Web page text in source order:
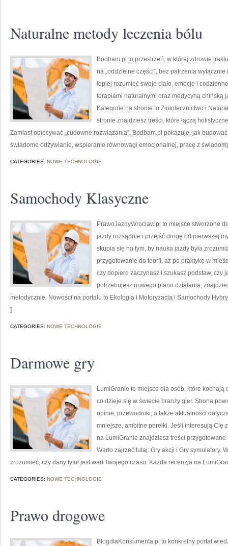
Naturalne metody leczenia bólu
Bodbam.pl to przestrzeń, w której zdrowie
na „oddzielne części”, bez patrzenia
lepiej rozumieć swoje ciało, emocje i
terapiami naturalnymi oraz medycyną chińską
Kategorie na stronie to Ziołolecznictwo i
stronie znajdziesz treści, które łączą
Zamiast obiecywać „cudowne rozwiązania”, Bodbam.pl pokazuje, jak
świadome odżywianie, wspieranie równowagi emocjonalnej, pracę z
CATEGORIES: NOWE TECHNOLOGIE
Samochody Klasyczne
PrawoJazdyWroclaw.pl to miejsce stworzone
jazdy rozsądnie i przejść drogę od pierwszej
skupia się na tym, by nauka jazdy była
przygotowanie do teorii, aż po praktykę w
czy dopiero zaczynasz i szukasz podstaw, czy
potrzebujesz nowego planu działania,
metodycznie. Nowości na portalu to Ekologia i Motoryzacja i Samochody
]
CATEGORIES: NOWE TECHNOLOGIE
Darmowe gry
LumiGranie to miejsce dla osób, które
co dzieje się w świecie branży gier. Strona
opinie, przewodniki, a także aktualności
mniejsze, ambitne perełki. Jeśli interesują Cię
na LumiGranie znajdziesz treści
Warto zajrzeć tutaj: Gry akcji i Gry symulatory.
zrozumieć, czy dany tytuł jest wart Twojego czasu. Każda recenzja na
CATEGORIES: NOWE TECHNOLOGIE
Prawo drogowe
BlogdlaKonsumenta.pl to konkretny portal